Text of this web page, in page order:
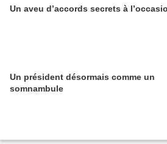
Un aveu d’accords secrets à
Un président désormais comme un
somnambule